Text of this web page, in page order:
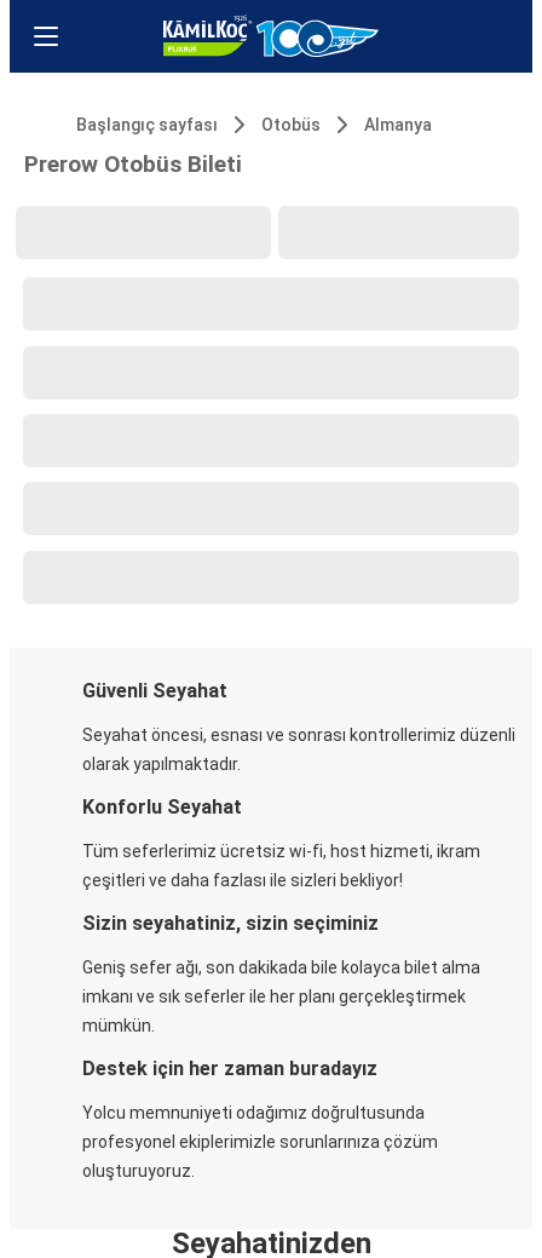
Başlangıç sayfası Otobüs Almanya
Prerow Otobüs Bileti
Güvenli Seyahat
Seyahat öncesi, esnası ve sonrası kontrollerimiz düzenli
olarak yapılmaktadır.
Konforlu Seyahat
Tüm seferlerimiz ücretsiz wi-fi, host hizmeti, ikram
çeşitleri ve daha fazlası ile sizleri bekliyor!
Sizin seyahatiniz, sizin seçiminiz
Geniş sefer ağı, son dakikada bile kolayca bilet alma
imkanı ve sık seferler ile her planı gerçekleştirmek
mümkün.
Destek için her zaman buradayız
Yolcu memnuniyeti odağımız doğrultusunda
profesyonel ekiplerimizle sorunlarınıza çözüm
oluşturuyoruz.
Seyahatinizden